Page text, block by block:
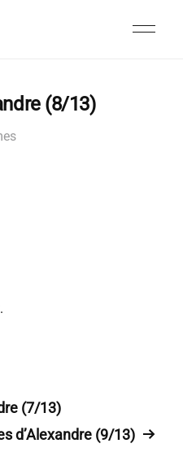
(8/13)
(7/13)
d’Alexandre (9/13)